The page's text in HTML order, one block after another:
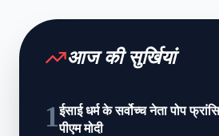
आज की सुर्खियां
1ईसाई धर्म के सर्वोच्च नेता पोप
पीएम मोदी